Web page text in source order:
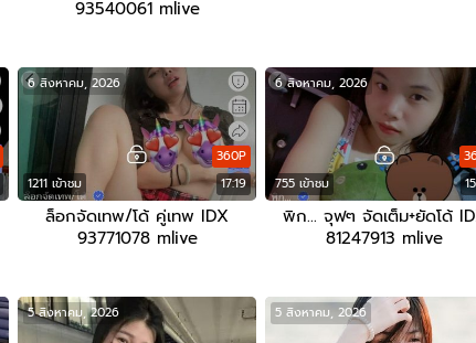
93540061 mlive
1211 เข้าชม 17:19
360P
6 สิงหาคม, 2026
ล็อกจัดเทพ/โด้ คู่เทพ IDX
93771078 mlive
755 เข้าชม
6 สิงหาคม, 2026
พิก… จุฟๆ จัดเต็ม+ยัดโด้
81247913 mlive
5 สิงหาคม, 2026 5 สิงหาคม, 2026